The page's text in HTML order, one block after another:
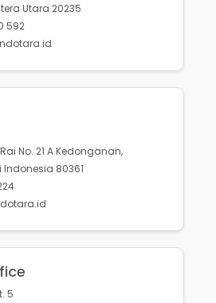
Utara 20235
592
No. 21 A Kedonganan,
80361
5